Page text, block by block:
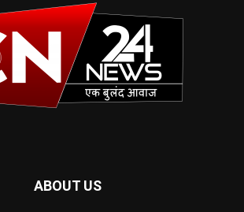
ABOUT US